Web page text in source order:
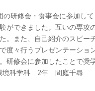
研修会・食事会に参加し
ができました。互いの専攻
。また、自己紹介のスピー
度々行うプレゼンテーショ
研修会に参加したことで
境科学科 2年 間庭千尋